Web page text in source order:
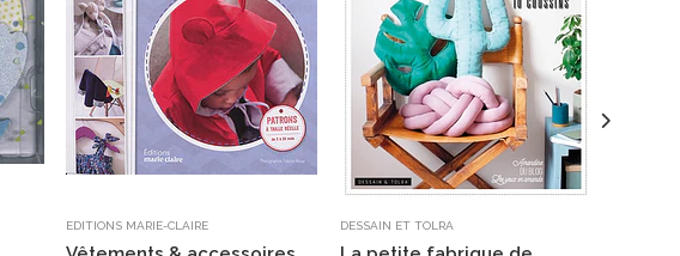
EDITIONS MARIE-CLAIRE DESSAIN ET TOLRA